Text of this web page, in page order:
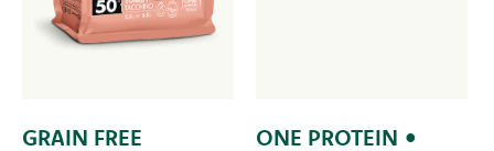
GRAIN FREE ONE PROTEIN •